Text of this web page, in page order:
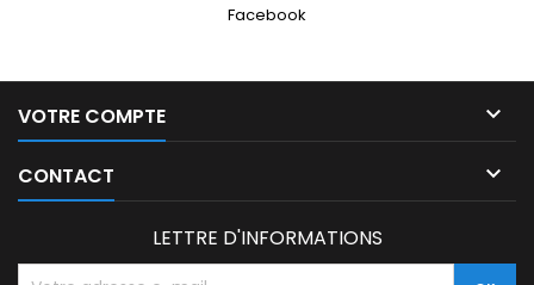
Facebook
VOTRE COMPTE 
CONTACT 
LETTRE D'INFORMATIONS